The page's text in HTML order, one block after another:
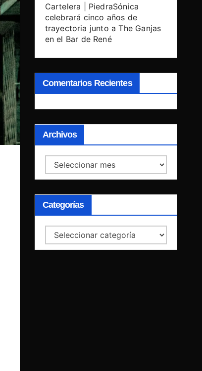
Cartelera | PiedraSónica
celebrará cinco años de
trayectoria junto a The Ganjas
en el Bar de René
Comentarios Recientes
Archivos
Archivos
Categorías
Categorías